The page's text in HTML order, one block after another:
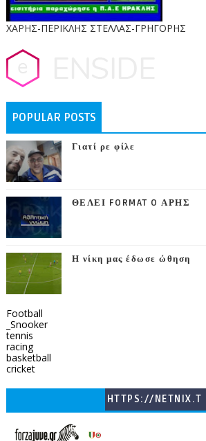
ΧΑΡΗΣ-ΠΕΡΙΚΛΗΣ ΣΤΕΛΛΑΣ-ΓΡΗΓΟΡΗΣ
POPULAR POSTS
Γιατί ρε φίλε
ΘΕΛΕΙ FORMAT O ΑΡΗΣ
Η νίκη μας έδωσε ώθηση
Football
_Snooker
tennis
racing
basketball
cricket
HTTPS://NETNIX.T